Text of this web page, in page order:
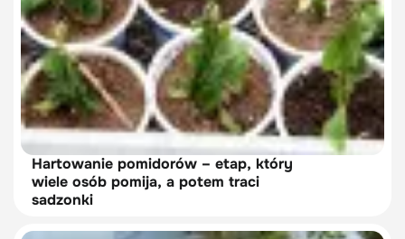
Hartowanie pomidorów – etap, który
wiele osób pomija, a potem traci
sadzonki